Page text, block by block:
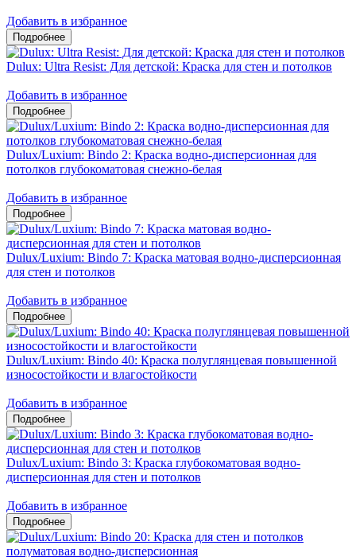
Добавить в избранное
Dulux: Ultra Resist: Для детской: Краска для стен и потолков
Добавить в избранное
Dulux/Luxium: Bindo 2: Краска водно-дисперсионная для
потолков глубокоматовая снежно-белая
Добавить в избранное
Dulux/Luxium: Bindo 7: Краска матовая водно-дисперсионная
для стен и потолков
Добавить в избранное
Dulux/Luxium: Bindo 40: Краска полуглянцевая повышенной
износостойкости и влагостойкости
Добавить в избранное
Dulux/Luxium: Bindo 3: Краска глубокоматовая водно-
дисперсионная для стен и потолков
Добавить в избранное